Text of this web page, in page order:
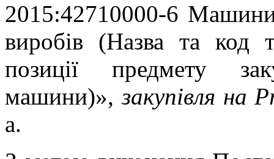
2015:42710000-6
виробів (Назва та код
позиції предмету
машини)», закупівля на
a.